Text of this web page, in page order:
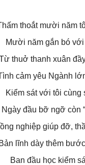
thoắt mười năm
Mười năm gắn bó với
thuở thanh xuân
cảm yêu Ngành
Kiểm sát với tôi cùng
Ngày đầu bỡ ngỡ còn
nghiệp giúp đỡ,
Bản lĩnh dày thêm
Ban đầu học kiểm